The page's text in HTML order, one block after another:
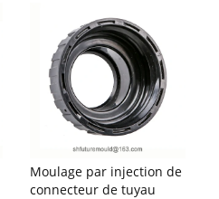
Moulage par injection de
connecteur de tuyau